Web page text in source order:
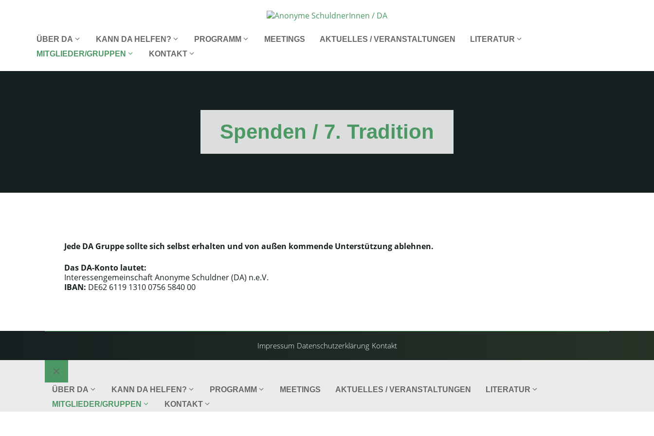
ÜBER DA KANN DA HELFEN? PROGRAMM MEETINGS AKTUELLES / VERANSTALTUNGEN
LITERATUR
MITGLIEDER/GRUPPEN
KONTAKT
Spenden / 7. Tradition
Jede DA Gruppe sollte sich selbst erhalten und von außen kommende Unterstützung ablehnen.
Das DA-Konto lautet:
Interessengemeinschaft Anonyme Schuldner (DA) n.e.V.
IBAN: DE62 6119 1310 0756 5840 00
Impressum Datenschutzerklärung Kontakt
Schließen
ÜBER DA KANN DA HELFEN? PROGRAMM MEETINGS AKTUELLES / VERANSTALTUNGEN
LITERATUR
MITGLIEDER/GRUPPEN
KONTAKT